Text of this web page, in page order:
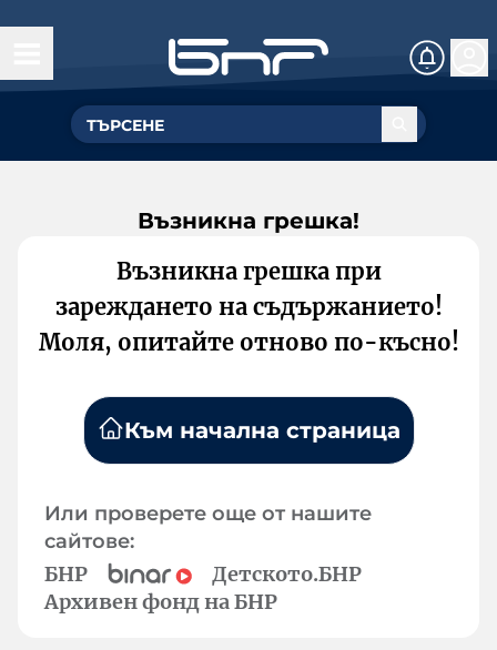
Възникна грешка!
Възникна грешка при
зареждането на съдържанието!
Моля, опитайте отново по-късно!
Към начална страница
Или проверете още от нашите
сайтове:
БНР
Детското.БНР
Архивен фонд на БНР